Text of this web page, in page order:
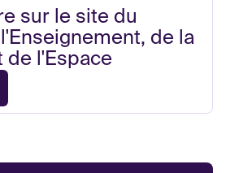
sur le site du
de la
de l'Espace